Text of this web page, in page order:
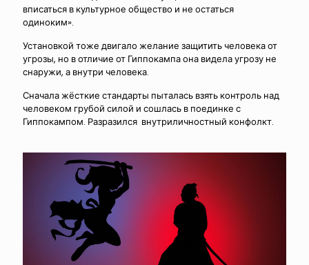
вписаться в культурное общество и не остаться
одиноким».
Установкой тоже двигало желание защитить человека от
угрозы, но в отличие от Гиппокампа она видела угрозу не
снаружи, а внутри человека.
Сначала жёсткие стандарты пыталась взять контроль над
человеком грубой силой и сошлась в поединке с
Гиппокампом. Разразился внутриличностный конфолкт.